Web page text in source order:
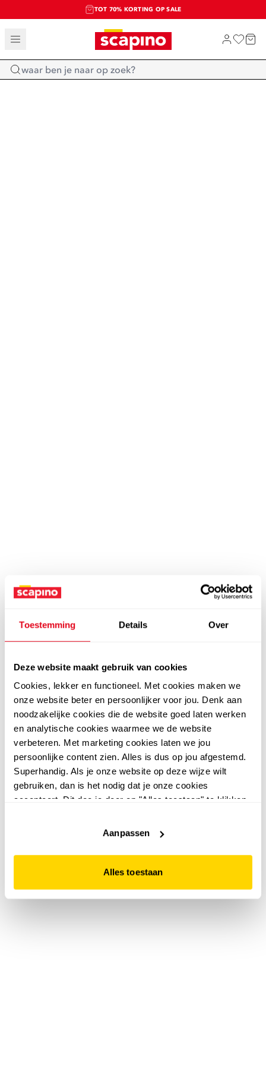
Toestemming Details Over
Deze website maakt gebruik van cookies
Cookies, lekker en functioneel. Met cookies maken we
onze website beter en persoonlijker voor jou. Denk aan
noodzakelijke cookies die de website goed laten werken
en analytische cookies waarmee we de website
verbeteren. Met marketing cookies laten we jou
persoonlijke content zien. Alles is dus op jou afgestemd.
Superhandig. Als je onze website op deze wijze wilt
gebruiken, dan is het nodig dat je onze cookies
accepteert. Dit doe je door op "Alles toestaan" te klikken.
website niet optimaal functioneert.
Aanpassen
Alles toestaan
TOT 70% KORTING OP SALE
SALE: LAATSTE KANS!
SHOP NIEUW
Home